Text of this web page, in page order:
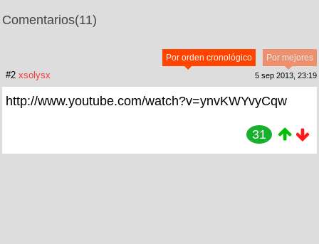
Comentarios(11)
Por mejores
Por orden cronológico
#2 xsolysx 5 sep 2013, 23:19
http://www.youtube.com/watch?v=ynvKWYvyCqw
31